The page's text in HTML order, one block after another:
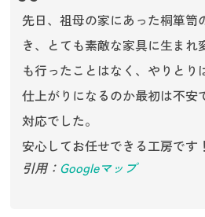
先日、祖母の家にあった桐箪笥
き、とても素敵な家具に生まれ
も行ったことはなく、やりとり
仕上がりになるのか最初は不安
対応でした。
安心してお任せできる工房です！
引用： Googleマップ